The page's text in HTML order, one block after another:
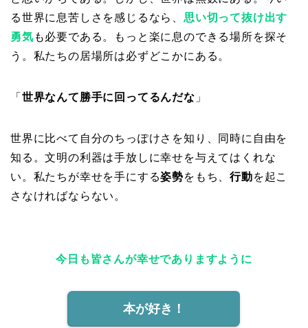
る世界に息苦しさを感じるなら、 思い切って抜け出す
勇気 も必要である。もっと楽に息のできる場所を探そ
う。私たちの居場所は必ずどこかにある。
「 世界なんて勝手に回ってるんだな 」
世界に比べて自分のちっぽけさを知り、同時に自由を
知る。文明の利器は手放しに幸せを与えてはくれな
い。私たちが幸せを手にする姿勢をもち、行動を起こ
さなければならない。
今日も皆さんが幸せでありますように
本が好き！